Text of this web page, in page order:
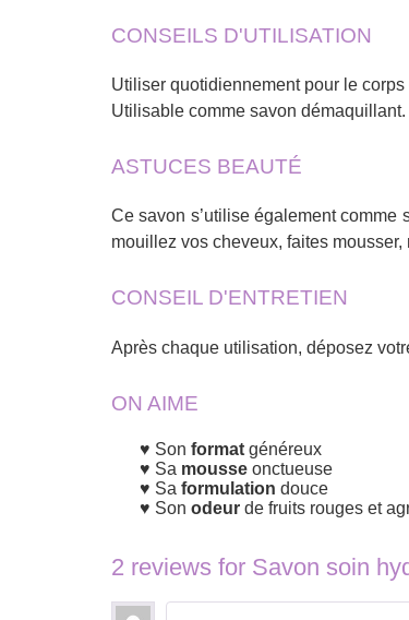
CONSEILS D'UTILISATION
Utiliser quotidiennement pour le corps
Utilisable comme savon démaquillant.
ASTUCES BEAUTÉ
Ce savon s’utilise également
mouillez vos cheveux, faites mousser,
CONSEIL D'ENTRETIEN
Après chaque utilisation, déposez
ON AIME
Son format généreux
Sa mousse onctueuse
Sa formulation douce
Son odeur de fruits rouges et
2 reviews for Savon soin